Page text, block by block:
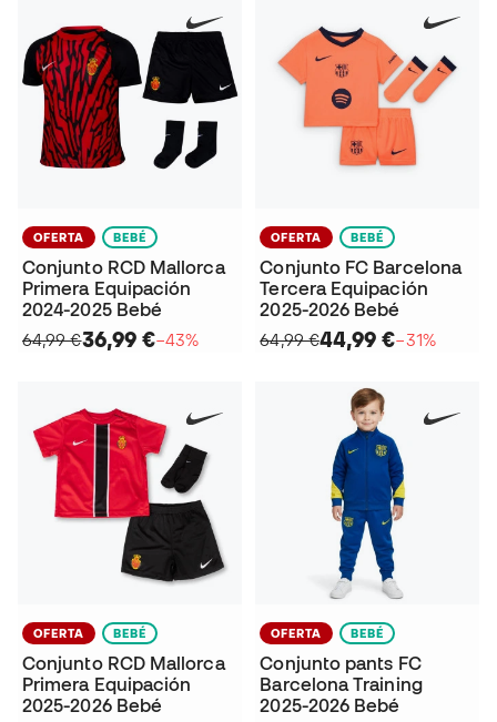
OFERTA BEBÉ
Conjunto RCD Mallorca
Primera Equipación
2024-2025 Bebé
64,99 €36,99 €−43%
OFERTA BEBÉ
Conjunto FC Barcelona
Tercera Equipación
2025-2026 Bebé
64,99 €44,99 €−31%
OFERTA BEBÉ
Conjunto RCD Mallorca
Primera Equipación
2025-2026 Bebé
OFERTA BEBÉ
Conjunto pants FC
Barcelona Training
2025-2026 Bebé